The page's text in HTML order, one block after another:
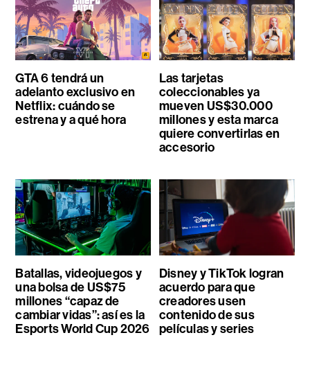
GTA 6 tendrá un
adelanto exclusivo en
Netflix: cuándo se
estrena y a qué hora
Las tarjetas
coleccionables ya
mueven US$30.000
millones y esta marca
quiere convertirlas en
accesorio
Batallas, videojuegos y
una bolsa de US$75
millones “capaz de
cambiar vidas”: así es la
Esports World Cup 2026
Disney y TikTok logran
acuerdo para que
creadores usen
contenido de sus
películas y series